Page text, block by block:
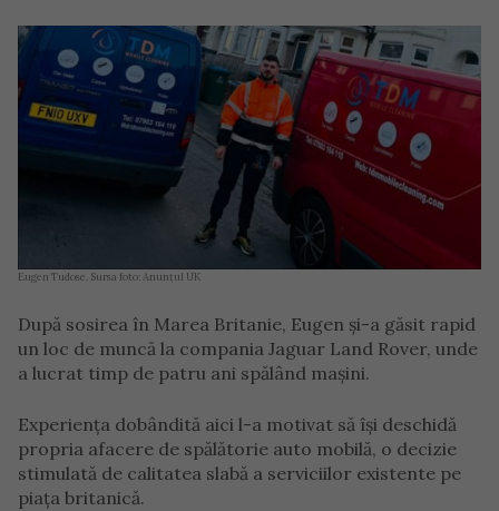
Eugen Tudose. Sursa foto: Anunțul UK
După sosirea în Marea Britanie, Eugen și-a găsit rapid
un loc de muncă la compania Jaguar Land Rover, unde
a lucrat timp de patru ani spălând mașini.
Experiența dobândită aici l-a motivat să își deschidă
propria afacere de spălătorie auto mobilă, o decizie
stimulată de calitatea slabă a serviciilor existente pe
piața britanică.